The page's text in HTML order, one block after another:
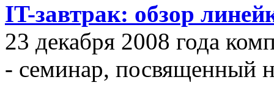
IT-завтрак: обзор
23 декабря 2008 года
- семинар, посвященный